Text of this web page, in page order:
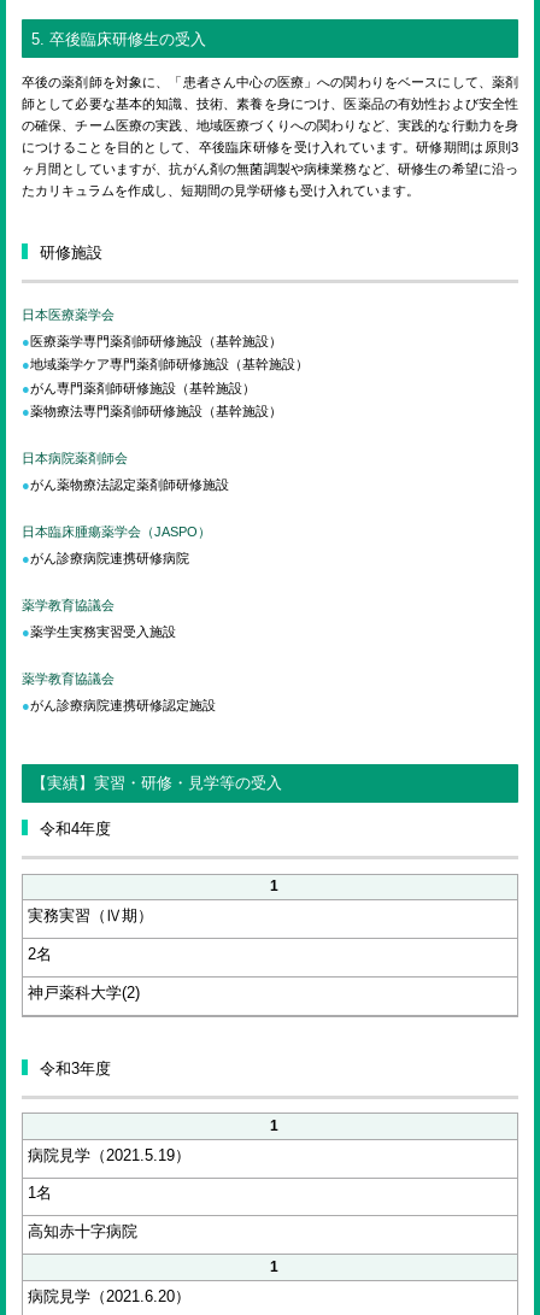
5. 卒後臨床研修生の受入
卒後の薬剤師を対象に、「患者さん中心の医療」への関わりをベースにして、薬剤
師として必要な基本的知識、技術、素養を身につけ、医薬品の有効性および安全性
の確保、チーム医療の実践、地域医療づくりへの関わりなど、実践的な行動力を身
につけることを目的として、卒後臨床研修を受け入れています。研修期間は原則3
ヶ月間としていますが、抗がん剤の無菌調製や病棟業務など、研修生の希望に沿っ
たカリキュラムを作成し、短期間の見学研修も受け入れています。
研修施設
日本医療薬学会
医療薬学専門薬剤師研修施設（基幹施設）
地域薬学ケア専門薬剤師研修施設（基幹施設）
がん専門薬剤師研修施設（基幹施設）
薬物療法専門薬剤師研修施設（基幹施設）
日本病院薬剤師会
がん薬物療法認定薬剤師研修施設
日本臨床腫瘍薬学会（JASPO）
がん診療病院連携研修病院
薬学教育協議会
薬学生実務実習受入施設
薬学教育協議会
がん診療病院連携研修認定施設
【実績】実習・研修・見学等の受入
令和4年度
1
実務実習（Ⅳ期）
2名
神戸薬科大学(2)
令和3年度
1
病院見学（2021.5.19）
1名
高知赤十字病院
1
病院見学（2021.6.20）